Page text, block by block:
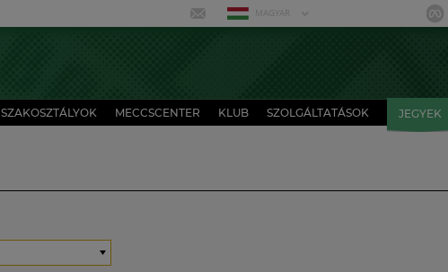
MAGYAR
SZAKOSZTÁLYOK MECCSCENTER KLUB SZOLGÁLTATÁSOK JEGYEK